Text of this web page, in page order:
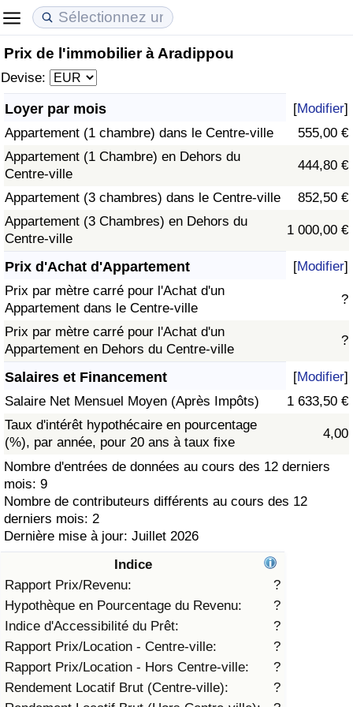
Prix de l'immobilier à Aradippou
Devise:
Loyer par mois [Modifier]
Appartement (1 chambre) dans le Centre-ville
555,00 €
Appartement (1 Chambre) en Dehors du
Centre-ville
444,80 €
Appartement (3 chambres) dans le Centre-ville
852,50 €
Appartement (3 Chambres) en Dehors du
Centre-ville
1 000,00 €
Prix d'Achat d'Appartement [Modifier]
Prix par mètre carré pour l'Achat d'un
Appartement dans le Centre-ville
?
Prix par mètre carré pour l'Achat d'un
Appartement en Dehors du Centre-ville
?
Salaires et Financement [Modifier]
Salaire Net Mensuel Moyen (Après Impôts)
1 633,50 €
Taux d'intérêt hypothécaire en pourcentage
(%), par année, pour 20 ans à taux fixe
4,00
Nombre d'entrées de données au cours des 12 derniers
mois: 9
Nombre de contributeurs différents au cours des 12
derniers mois: 2
Dernière mise à jour: Juillet 2026
Indice
Rapport Prix/Revenu:
?
Hypothèque en Pourcentage du Revenu:
?
Indice d'Accessibilité du Prêt:
?
Rapport Prix/Location - Centre-ville:
?
Rapport Prix/Location - Hors Centre-ville:
?
Rendement Locatif Brut (Centre-ville):
?
Coût de la vie
Indice du Coût de la Vie (Actuel)
Indice du Coût de la Vie
Indice du coût de la vie par pays
à Akaba
Prix de l'immobilier
Indice des Prix de l'immobilier (Actuel)
Indice des Prix de l'immobilier
Indice des Prix de l'immobilier par Pays
Qualité de Vie
Indice de Qualité de Vie
Indice de Qualité de Vie (Actuel)
Indice de qualité de vie par pays
Criminalité
Indice de Criminalité (Actuel)
Indice de Criminalité
Indice de criminalité par pays
Soins de santé
Indice des soins de santé (Actuel)
Indice des soins de santé
Indice des soins de santé par Pays
Pollution
Indice de Pollution (Actuel)
Indice de pollution
Indice de Pollution par Pays
Trafic